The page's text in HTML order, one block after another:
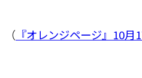
（ 『オレンジページ』10月